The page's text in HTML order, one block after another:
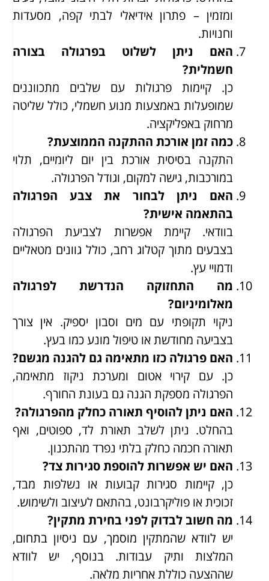
ומזמין – פתרון אידיאלי לבתי קפה, מסעדות
וחנויות.
האם ניתן לשלוט בפרגולה בצורה
חשמלית?
כן. קיימות פרגולות עם שלבים מתכווננים
שמופעלות באמצעות מנוע חשמלי, כולל שליטה
מרחוק באפליקציה.
כמה זמן אורכת ההתקנה הממוצעת?
התקנה בסיסית אורכת בין יום ליומיים, תלוי
במורכבות, גישה למקום, וגודל הפרגולה.
האם ניתן לבחור את צבע הפרגולה
בהתאמה אישית?
בוודאי. קיימת אפשרות לצביעת הפרגולה
בצבעים מתוך קטלוג רחב, כולל גוונים מטאליים
ודמויי עץ.
מה התחזוקה הנדרשת לפרגולה
מאלומיניום?
ניקוי תקופתי עם מים וסבון יספיק. אין צורך
בצביעה מחודשת או טיפול מונע כמו בעץ.
האם פרגולה כזו מתאימה גם להגנה מגשם?
כן. עם קירוי אטום ומערכת ניקוז מתאימה,
הפרגולה מספקת הגנה גם בעונת החורף.
האם ניתן להוסיף תאורה כחלק מהפרגולה?
בהחלט. ניתן לשלב תאורת לד, ספוטים, ואף
תאורה חכמה כחלק בלתי נפרד מהתכנון.
האם יש אפשרות להוספת סגירות צד?
כן, קיימות סגירות קבועות או נשלפות מבד,
זכוכית או פוליקרבונט, בהתאם לעיצוב ולשימוש.
מה חשוב לבדוק לפני בחירת מתקין?
יש לוודא שהמתקין מוסמך, עם ניסיון בתחום,
המלצות ותיק עבודות. בנוסף, יש לוודא
שההצעה כוללת אחריות מלאה.